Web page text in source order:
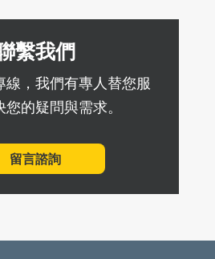
繫我們
線，我們有專人替您服
的疑問與需求。
留言諮詢